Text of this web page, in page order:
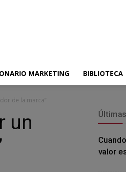
MARKETING BIBLIOTECA
de la marca”
un
valor